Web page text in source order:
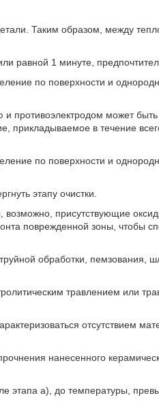
Таким образом, между
равной 1 минуте,
по поверхности и
и противоэлектродом может
в течение
по поверхности и
этапу очистки.
возможно, присутствующие
поврежденной зоны, чтобы
обработки, пемзования,
травлением или
отсутствием
нанесенного
этапа a), до температуры,